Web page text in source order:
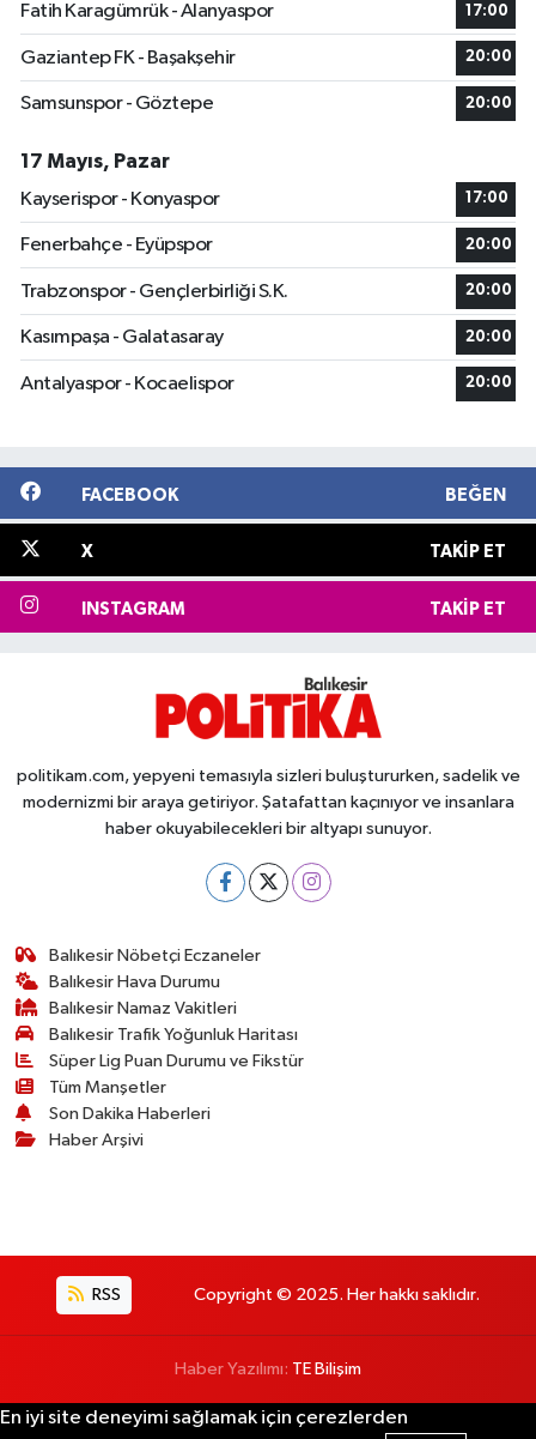
Fatih Karagümrük - Alanyaspor
17:00
Gaziantep FK - Başakşehir 20:00
Samsunspor - Göztepe 20:00
17 Mayıs, Pazar
Kayserispor - Konyaspor
17:00
Fenerbahçe - Eyüpspor 20:00
Trabzonspor - Gençlerbirliği S.K. 20:00
Kasımpaşa - Galatasaray 20:00
Antalyaspor - Kocaelispor 20:00
FACEBOOK BEĞEN
X TAKIP ET
INSTAGRAM TAKIP ET
politikam.com, yepyeni temasıyla sizleri buluştururken, sadelik ve
modernizmi bir araya getiriyor. Şatafattan kaçınıyor ve insanlara
haber okuyabilecekleri bir altyapı sunuyor.
Balıkesir Nöbetçi Eczaneler
Balıkesir Hava Durumu
Balıkesir Namaz Vakitleri
Balıkesir Trafik Yoğunluk Haritası
Süper Lig Puan Durumu ve Fikstür
Tüm Manşetler
Son Dakika Haberleri
Haber Arşivi
RSS Copyright © 2025. Her hakkı saklıdır.
Haber Yazılımı: TE Bilişim
En iyi site deneyimi sağlamak için çerezlerden